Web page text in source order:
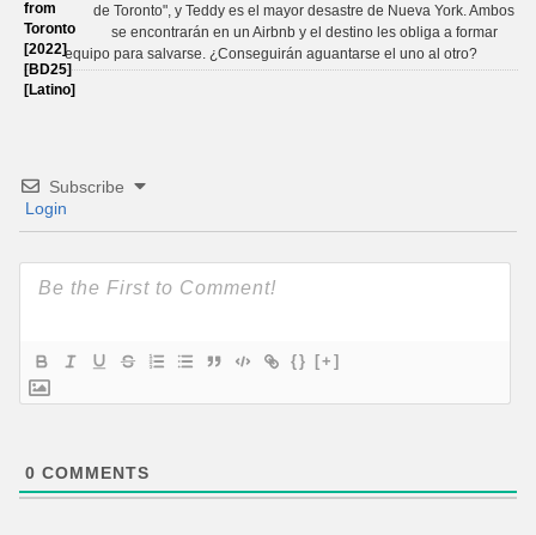
de Toronto", y Teddy es el mayor desastre de Nueva York. Ambos
se encontrarán en un Airbnb y el destino les obliga a formar
equipo para salvarse. ¿Conseguirán aguantarse el uno al otro?
Subscribe
Login
{} [+]
0 COMMENTS